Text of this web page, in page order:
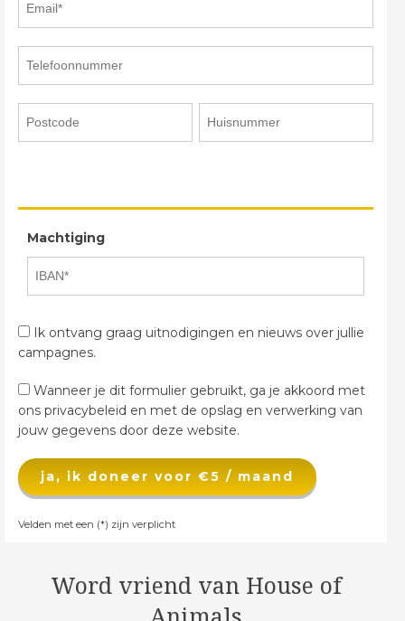
Word vriend van House of
Machtiging
Ik ontvang graag uitnodigingen en nieuws over jullie
campagnes.
Wanneer je dit formulier gebruikt, ga je akkoord met
ons privacybeleid en met de opslag en verwerking van
jouw gegevens door deze website.
ja, ik doneer voor €5 / maand
Velden met een (*) zijn verplicht